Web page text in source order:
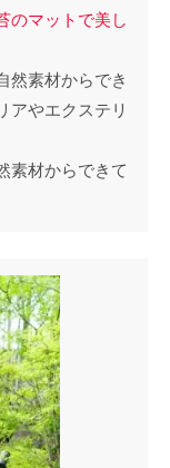
のマットで美し
然素材からでき
アやエクステリ
素材からできて